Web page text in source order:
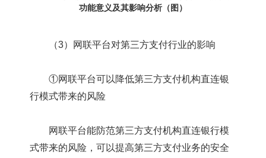
（3）网联平台对第三方支付行业的影响
①网联平台可以降低第三方支付机构直连银
行模式带来的风险
网联平台能防范第三方支付机构直连银行模
式带来的风险，可以提高第三方支付业务的安全